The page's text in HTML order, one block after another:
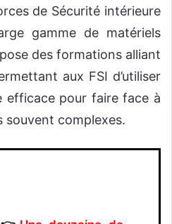
de Sécurité intérieure
gamme de matériels
des formations alliant
aux FSI d’utiliser
efficace pour faire face à
souvent complexes.